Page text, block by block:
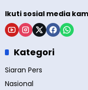
Ikuti sosial media
Kategori
Siaran Pers
Nasional